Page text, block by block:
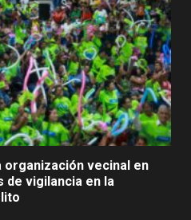
organización vecinal en
de vigilancia en la